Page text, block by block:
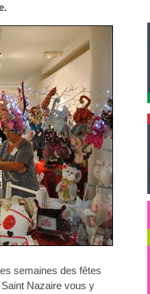
semaines des fêtes
Nazaire vous y